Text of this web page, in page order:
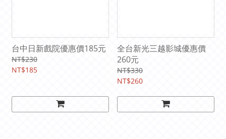
台中日新戲院優惠價185元
NT$230
NT$185
全台新光三越影城優惠價
260元
NT$330
NT$260